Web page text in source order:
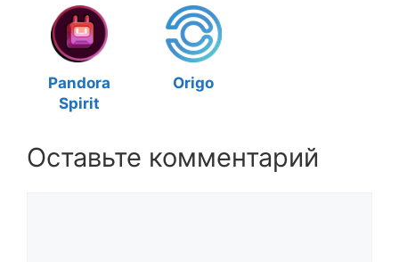
Pandora
Spirit
Origo
Оставьте комментарий